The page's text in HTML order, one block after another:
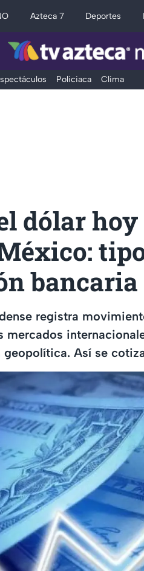
Azteca 7 Deportes
Policiaca Clima
dólar hoy
bancaria
registra
mercados
Así se